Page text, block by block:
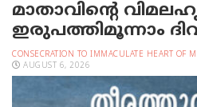
മാതാവിന്റെ
ഇരുപത്തിമൂന്നാം
CONSECRATION TO IMMACULATE HEART OF
AUGUST 6, 2026